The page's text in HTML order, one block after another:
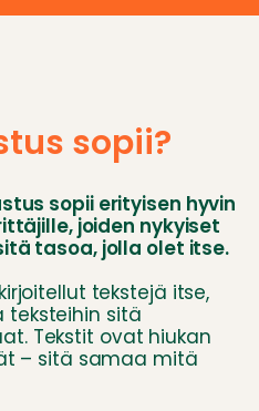
sopii?
sopii erityisen hyvin
joiden nykyiset
tasoa, jolla olet itse.
tekstejä itse,
sitä
Tekstit ovat hiukan
– sitä samaa mitä